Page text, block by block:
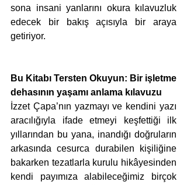
sona insani yanlarını okura kılavuzluk
edecek bir bakış açısıyla bir araya
getiriyor.
Bu Kitabı Tersten Okuyun: Bir işletme
dehasının yaşamı anlama kılavuzu
İzzet Çapa’nın yazmayı ve kendini yazı
aracılığıyla ifade etmeyi keşfettiği ilk
yıllarından bu yana, inandığı doğruların
arkasında cesurca durabilen kişiliğine
bakarken tezatlarla kurulu hikâyesinden
kendi payımıza alabileceğimiz birçok